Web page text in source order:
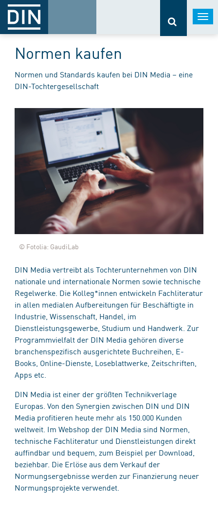
Normen kaufen
Normen und Standards kaufen bei DIN Media – eine
DIN-Tochtergesellschaft
© Fotolia: GaudiLab
DIN Media vertreibt als Tochterunternehmen von DIN
nationale und internationale Normen sowie technische
Regelwerke. Die Kolleg*innen entwickeln Fachliteratur
in allen medialen Aufbereitungen für Beschäftigte in
Industrie, Wissenschaft, Handel, im
Dienstleistungsgewerbe, Studium und Handwerk. Zur
Programmvielfalt der DIN Media gehören diverse
branchenspezifisch ausgerichtete Buchreihen, E-
Books, Online-Dienste, Loseblattwerke, Zeitschriften,
Apps etc.
DIN Media ist einer der größten Technikverlage
Europas. Von den Synergien zwischen DIN und DIN
Media profitieren heute mehr als 150.000 Kunden
weltweit. Im Webshop der DIN Media sind Normen,
technische Fachliteratur und Dienstleistungen direkt
auffindbar und bequem, zum Beispiel per Download,
beziehbar. Die Erlöse aus dem Verkauf der
Normungsergebnisse werden zur Finanzierung neuer
Normungsprojekte verwendet.